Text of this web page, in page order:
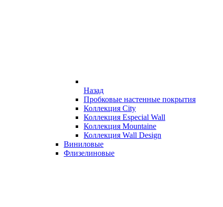
Назад
Пробковые настенные покрытия
Коллекция City
Коллекция Especial Wall
Коллекция Mountaine
Коллекция Wall Design
Виниловые
Флизелиновые